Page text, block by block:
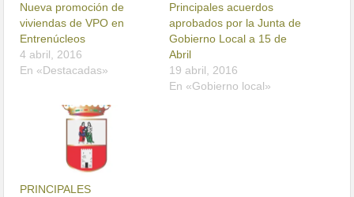
Nueva promoción de
viviendas de VPO en
Entrenúcleos
4 abril, 2016
En «Destacadas»
Principales acuerdos
aprobados por la Junta de
Gobierno Local a 15 de
Abril
19 abril, 2016
En «Gobierno local»
PRINCIPALES